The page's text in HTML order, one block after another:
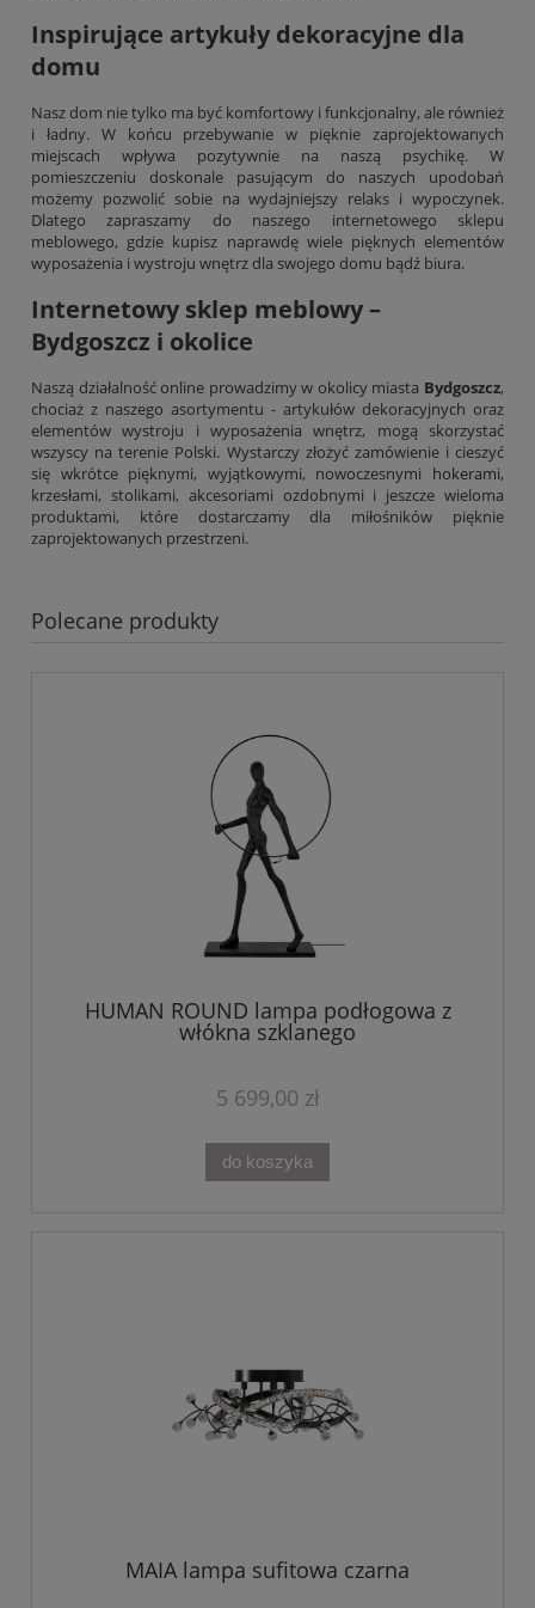
Inspirujące artykuły dekoracyjne dla
domu
Nasz dom nie tylko ma być komfortowy i funkcjonalny, ale również
i ładny. W końcu przebywanie w pięknie zaprojektowanych
miejscach wpływa pozytywnie na naszą psychikę. W
pomieszczeniu doskonale pasującym do naszych upodobań
możemy pozwolić sobie na wydajniejszy relaks i wypoczynek.
Dlatego zapraszamy do naszego internetowego sklepu
meblowego, gdzie kupisz naprawdę wiele pięknych elementów
wyposażenia i wystroju wnętrz dla swojego domu bądź biura.
Internetowy sklep meblowy –
Bydgoszcz i okolice
Naszą działalność online prowadzimy w okolicy miasta Bydgoszcz,
chociaż z naszego asortymentu - artykułów dekoracyjnych oraz
elementów wystroju i wyposażenia wnętrz, mogą skorzystać
wszyscy na terenie Polski. Wystarczy złożyć zamówienie i cieszyć
się wkrótce pięknymi, wyjątkowymi, nowoczesnymi hokerami,
krzesłami, stolikami, akcesoriami ozdobnymi i jeszcze wieloma
produktami, które dostarczamy dla miłośników pięknie
zaprojektowanych przestrzeni.
Polecane produkty
HUMAN ROUND lampa podłogowa z
włókna szklanego
5 699,00 zł
do koszyka
MAIA lampa sufitowa czarna